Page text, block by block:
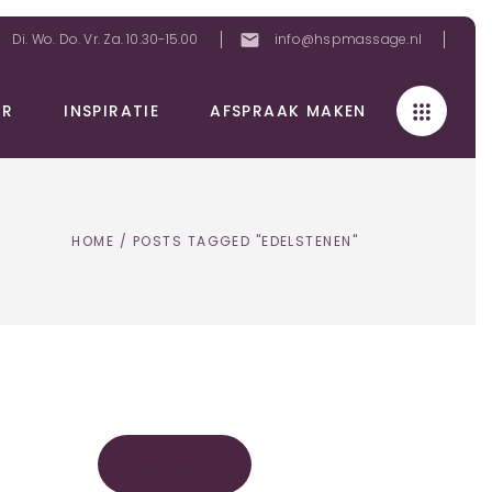
Di. Wo. Do. Vr. Za. 10.30-15.00 mail info@hspmassage.nl
INSPIRATIE AFSPRAAK MAKEN
HOME / POSTS TAGGED "EDELSTENEN"